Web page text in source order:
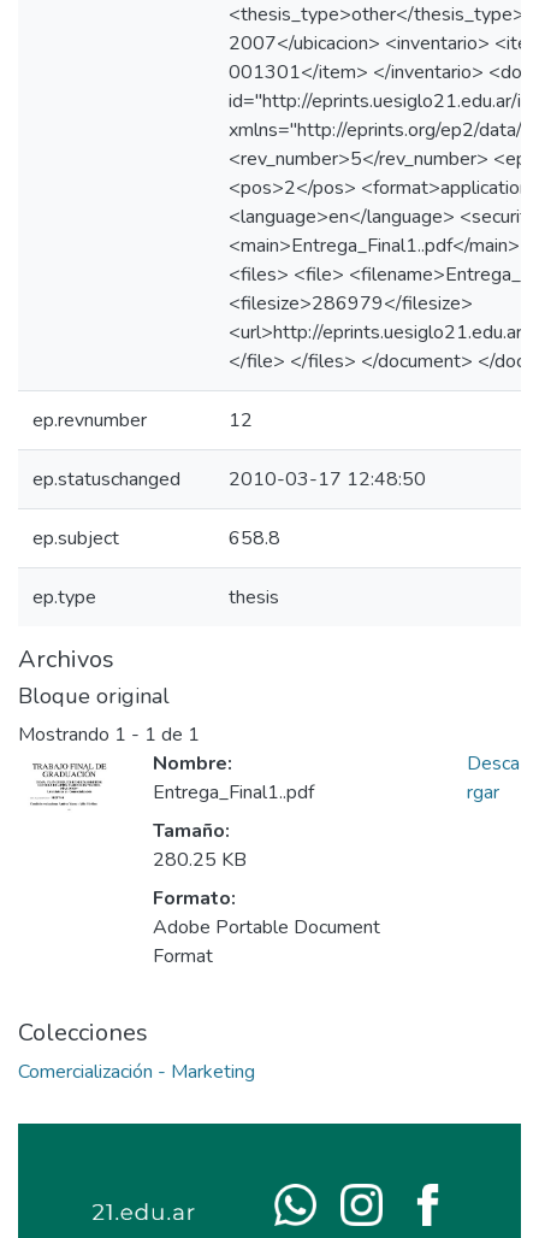
<thesis_type>other</thesis_type>
2007</ubicacion> <inventario>
001301</item> </inventario>
id="http://eprints.uesiglo21.edu.ar/
xmlns="http://eprints.org/ep2/data/
<rev_number>5</rev_number>
<pos>2</pos>
<language>en</language>
<main>Entrega_Final1..pdf</main>
<files> <file>
<filesize>286979</filesize>
<url>http://
</file> </files> </document> </
ep.revnumber 12
ep.statuschanged 2010-03-17 12:48:50
ep.subject 658.8
ep.type thesis
Archivos
Bloque original
Mostrando 1 - 1 de 1
Nombre:
Entrega_Final1..pdf
Tamaño:
280.25 KB
Formato:
Adobe Portable Document
Format
Desca
rgar
Colecciones
Comercialización - Marketing